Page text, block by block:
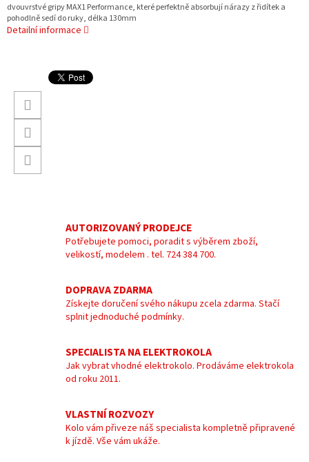
dvouvrstvé gripy MAX1 Performance, které perfektně absorbují nárazy z řidítek a
pohodlně sedí do ruky, délka 130mm
Detailní informace
AUTORIZOVANÝ PRODEJCE
Potřebujete pomoci, poradit s výběrem zboží,
velikostí, modelem . tel. 724 384 700.
DOPRAVA ZDARMA
Získejte doručení svého nákupu zcela zdarma. Stačí
splnit jednoduché podmínky.
SPECIALISTA NA ELEKTROKOLA
Jak vybrat vhodné elektrokolo. Prodáváme elektrokola
od roku 2011.
VLASTNÍ ROZVOZY
Kolo vám přiveze náš specialista kompletně připravené
k jízdě. Vše vám ukáže.